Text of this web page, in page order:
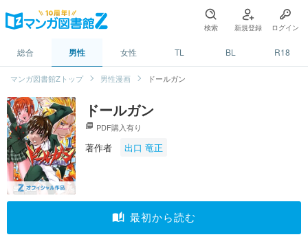
検索 新規登録 ログイン
総合 男性 女性 TL BL R18
マンガ図書館Zトップ 男性漫画 ドールガン
ドールガン
picture_as_pdf PDF購入有り
著作者 出口 竜正
auto_stories 最初から読む